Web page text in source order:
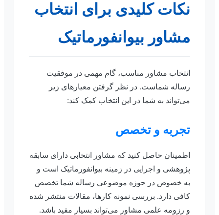
نکات کلیدی برای انتخاب
مشاور بیوانفورماتیک
انتخاب مشاور مناسب، گام مهمی در موفقیت
رساله شماست. در نظر گرفتن معیارهای زیر
می‌تواند به شما در این انتخاب کمک کند:
تجربه و تخصص
اطمینان حاصل کنید که مشاور انتخابی دارای سابقه
پژوهشی و اجرایی در زمینه بیوانفورماتیک است و
به خصوص در حوزه موضوعی رساله شما تخصص
کافی دارد. بررسی نمونه کارها، مقالات منتشر شده
و رزومه علمی مشاور می‌تواند بسیار مفید باشد.